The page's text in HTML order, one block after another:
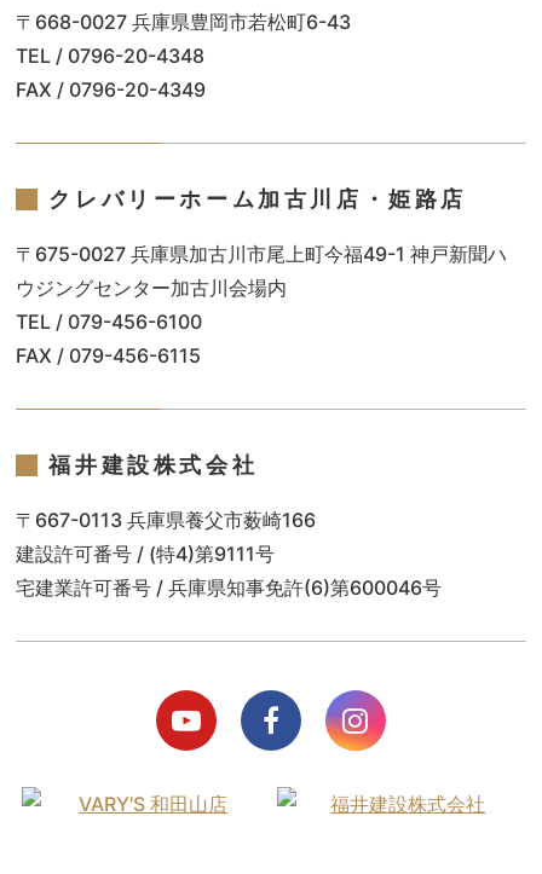
〒668-0027 兵庫県豊岡市若松町6-43
TEL / 0796-20-4348
FAX / 0796-20-4349
クレバリーホーム加古川店・姫路店
〒675-0027 兵庫県加古川市尾上町今福49-1 神戸新聞ハ
ウジングセンター加古川会場内
TEL / 079-456-6100
FAX / 079-456-6115
福井建設株式会社
〒667-0113 兵庫県養父市薮崎166
建設許可番号 / (特4)第9111号
宅建業許可番号 / 兵庫県知事免許(6)第600046号